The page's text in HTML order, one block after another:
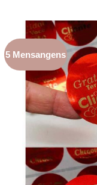
5 Mensangens